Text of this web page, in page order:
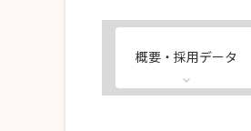
概要・採用データ